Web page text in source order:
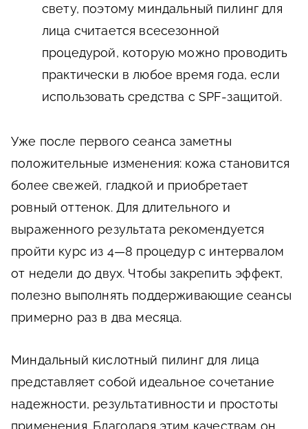
свету, поэтому миндальный пилинг для
лица считается всесезонной
процедурой, которую можно проводить
практически в любое время года, если
использовать средства с SPF-защитой.
Уже после первого сеанса заметны
положительные изменения: кожа становится
более свежей, гладкой и приобретает
ровный оттенок. Для длительного и
выраженного результата рекомендуется
пройти курс из 4—8 процедур с интервалом
от недели до двух. Чтобы закрепить эффект,
полезно выполнять поддерживающие сеансы
примерно раз в два месяца.
Миндальный кислотный пилинг для лица
представляет собой идеальное сочетание
надежности, результативности и простоты
применения. Благодаря этим качествам он